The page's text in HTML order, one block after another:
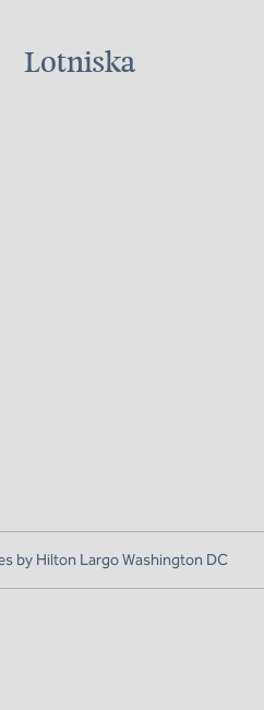
Lotniska
by Hilton Largo Washington DC